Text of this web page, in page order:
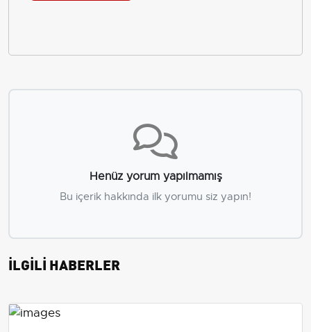
Henüz yorum yapılmamış
Bu içerik hakkında ilk yorumu siz yapın!
İLGİLİ HABERLER